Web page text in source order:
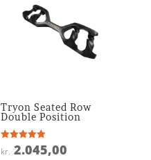
Tryon Seated Row
Double Position
Vurderet
4.9
kr. 2.045,00